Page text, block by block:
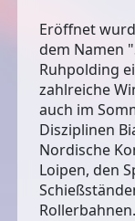
Eröffnet
dem Namen
Ruhpolding
zahlreiche
auch im
Disziplinen
Nordische
Loipen, den
Rollerbahnen.